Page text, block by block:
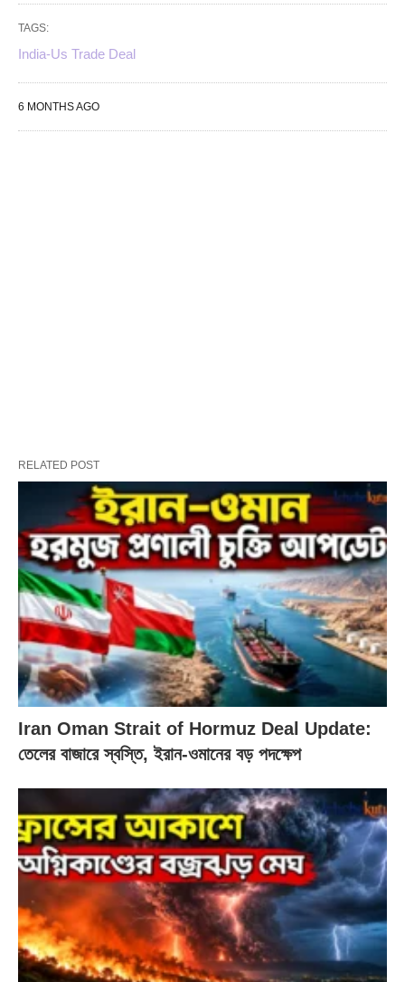
TAGS:
India-Us Trade Deal
6 MONTHS AGO
RELATED POST
Iran Oman Strait of Hormuz Deal Update:
তেলের বাজারে স্বস্তি, ইরান-ওমানের বড় পদক্ষেপ